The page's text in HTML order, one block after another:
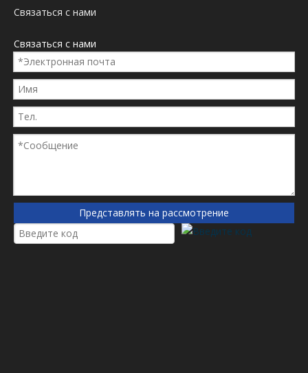
1084048
1174421
1183574
119935450
1202849600
13022760
13056374
152000114786
16205160e
17535679
Связаться с нами
Связаться с нами
Представлять на рассмотрение